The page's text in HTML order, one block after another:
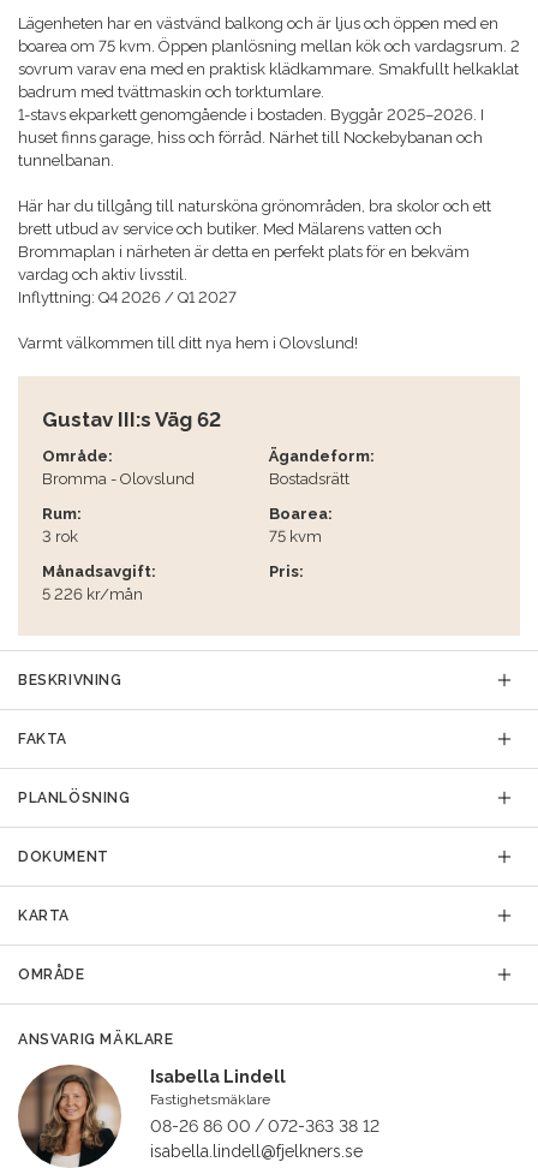
Lägenheten har en västvänd balkong och är ljus och öppen med en
boarea om 75 kvm. Öppen planlösning mellan kök och vardagsrum. 2
sovrum varav ena med en praktisk klädkammare. Smakfullt helkaklat
badrum med tvättmaskin och torktumlare.
1-stavs ekparkett genomgående i bostaden. Byggår 2025–2026. I
huset finns garage, hiss och förråd. Närhet till Nockebybanan och
tunnelbanan.
Här har du tillgång till natursköna grönområden, bra skolor och ett
brett utbud av service och butiker. Med Mälarens vatten och
Brommaplan i närheten är detta en perfekt plats för en bekväm
vardag och aktiv livsstil.
Inflyttning: Q4 2026 / Q1 2027
Varmt välkommen till ditt nya hem i Olovslund!
Gustav III:s Väg 62
Område:
Bromma - Olovslund
Ägandeform:
Bostadsrätt
Rum:
3 rok
Boarea:
75 kvm
Månadsavgift:
5 226 kr/mån
Pris:
BESKRIVNING
FAKTA
PLANLÖSNING
DOKUMENT
KARTA
OMRÅDE
ANSVARIG MÄKLARE
Isabella Lindell
Fastighetsmäklare
08-26 86 00
072-363 38 12
isabella.lindell@fjelkners.se